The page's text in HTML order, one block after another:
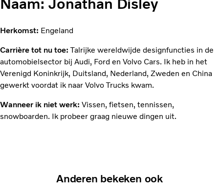
Naam: Jonathan Disley
Herkomst: Engeland
Carrière tot nu toe: Talrijke wereldwijde designfuncties in de
automobielsector bij Audi, Ford en Volvo Cars. Ik heb in het
Verenigd Koninkrijk, Duitsland, Nederland, Zweden en China
gewerkt voordat ik naar Volvo Trucks kwam.
Wanneer ik niet werk: Vissen, fietsen, tennissen,
snowboarden. Ik probeer graag nieuwe dingen uit.
Anderen bekeken ook